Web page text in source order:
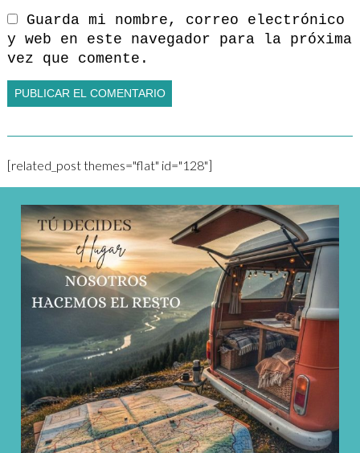
Guarda mi nombre, correo electrónico
y web en este navegador para la próxima
vez que comente.
[related_post themes="flat" id="128"]